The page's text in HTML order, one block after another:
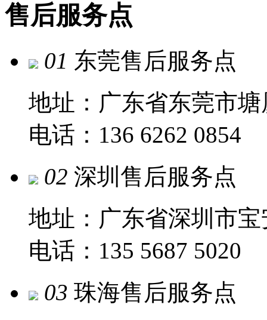
售后服务点
01 东莞售后服务点
地址：广东省东莞市
电话：136 6262 0854
02 深圳售后服务点
地址：广东省深圳市宝
电话：135 5687 5020
03 珠海售后服务点